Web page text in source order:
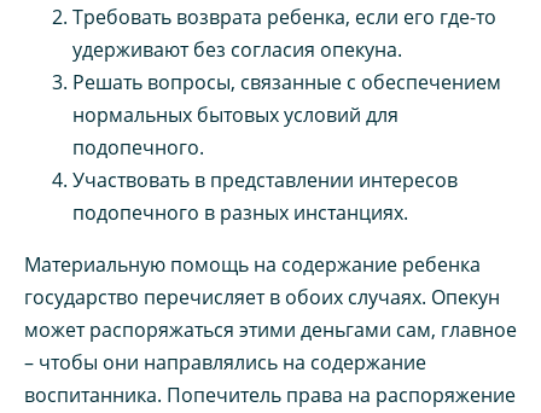
Требовать возврата ребенка, если его где-то
удерживают без согласия опекуна.
Решать вопросы, связанные с обеспечением
нормальных бытовых условий для
подопечного.
Участвовать в представлении интересов
подопечного в разных инстанциях.
Материальную помощь на содержание ребенка
государство перечисляет в обоих случаях. Опекун
может распоряжаться этими деньгами сам, главное
– чтобы они направлялись на содержание
воспитанника. Попечитель права на распоряжение